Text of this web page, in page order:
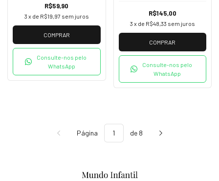
R$59,90
3 x de R$19,97 sem juros
COMPRAR
Consulte-nos pelo
WhatsApp
R$145,00
3 x de R$48,33 sem juros
COMPRAR
Consulte-nos pelo
WhatsApp
Página de 8